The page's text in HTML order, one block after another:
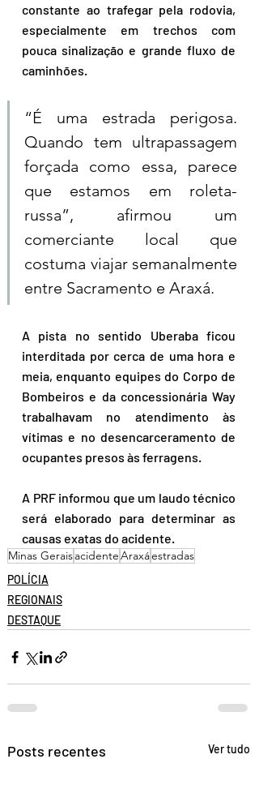
constante ao trafegar pela rodovia,
especialmente em trechos com
pouca sinalização e grande fluxo de
caminhões.
“É uma estrada perigosa.
Quando tem ultrapassagem
forçada como essa, parece
que estamos em roleta-
russa”, afirmou um
comerciante local que
costuma viajar semanalmente
entre Sacramento e Araxá.
A pista no sentido Uberaba ficou
interditada por cerca de uma hora e
meia, enquanto equipes do Corpo de
Bombeiros e da concessionária Way
trabalhavam no atendimento às
vítimas e no desencarceramento de
ocupantes presos às ferragens.
A PRF informou que um laudo técnico
será elaborado para determinar as
causas exatas do acidente.
Minas GeraisacidenteAraxáestradas
POLÍCIA
REGIONAIS
DESTAQUE
Posts recentes Ver tudo